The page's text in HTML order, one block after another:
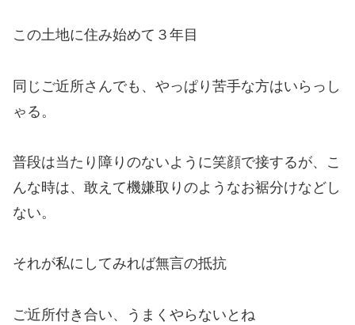
この土地に住み始めて３年目
同じご近所さんでも、やっぱり苦手な方はいらっし
ゃる。
普段は当たり障りのないように笑顔で接するが、こ
んな時は、敢えて機嫌取りのようなお裾分けなどし
ない。
それが私にしてみれば無言の抵抗
ご近所付き合い、うまくやらないとね